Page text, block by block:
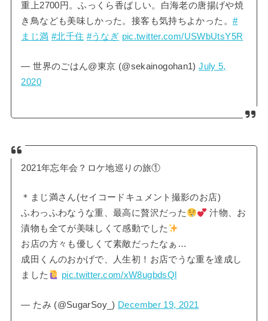
重上2700円。ふっくら香ばしい。白海老の唐揚げや焼
き鳥なども美味しかった。接客も気持ちよかった。 #
まじ満 #北千住 #うなぎ pic.twitter.com/USWbUtsY5R
— 世界のごはん@東京 (@sekainogohan1)July 5,
2020
2021年忘年会？ロケ地巡りの旅①
＊まじ満さん(セイコードキュメント撮影のお店)
ふわっふわなうな重、最高に贅沢だった
汁物、お
漬物も全てが美味しくて感動でした
お店の方々も優しくて素敵だったなぁ…
成田くんのおかげで、人生初！お店でうな重を達成し
ました
pic.twitter.com/xW8ugbdsQl
— たみ (@SugarSoy_) December 19, 2021